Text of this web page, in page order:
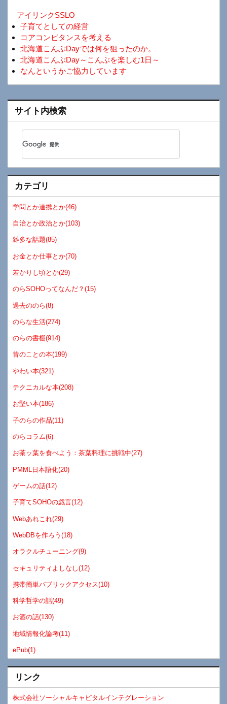
アイリンクSSLO
子育てとしての経営
コアコンピタンスを考える
北海道こんぶDayでは何を狙ったのか。
北海道こんぶDay～こんぶを楽しむ1日～
なんというかご協力しています
サイト内検索
カテゴリ
学問とか連携とか(46)
自治とか政治とか(103)
雑多な話題(85)
お金とか仕事とか(70)
若かりし頃とか(29)
のらSOHOってなんだ？(15)
過去ののら(8)
のらな生活(274)
のらの書棚(914)
昔のことの本(199)
やわい本(321)
テクニカルな本(208)
お堅い本(186)
子のらの作品(11)
のらコラム(6)
お茶ッ葉を食べよう：茶葉料理に挑戦中(27)
PMML日本語化(20)
ゲームの話(12)
子育てSOHOの戯言(12)
Webあれこれ(29)
WebDBを作ろう(18)
オラクルチューニング(9)
セキュリティよしなし(12)
携帯簡単パブリックアクセス(10)
科学哲学の話(49)
お酒の話(130)
地域情報化論考(11)
ePub(1)
リンク
株式会社ソーシャルキャピタルインテグレーション